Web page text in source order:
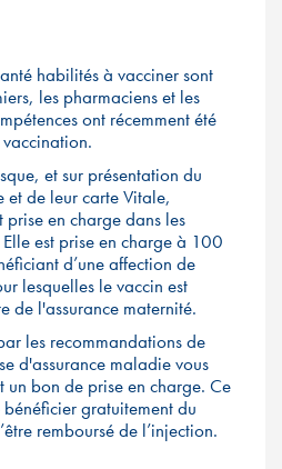
habilités à vacciner sont
les pharmaciens et les
ont récemment été
et sur présentation du
et de leur carte Vitale,
en charge dans les
est prise en charge à 100
d’une affection de
lesquelles le vaccin est
de l'assurance maternité.
les recommandations de
d'assurance maladie vous
un bon de prise en charge. Ce
gratuitement du
remboursé de l’injection.